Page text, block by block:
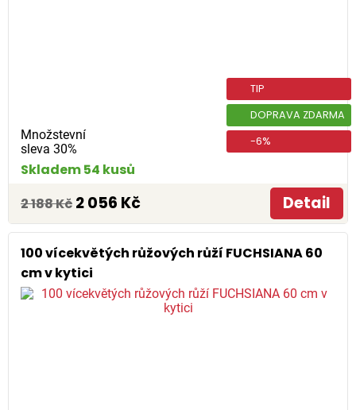
Množstevní
sleva 30%
TIP
DOPRAVA ZDARMA
-6%
Skladem 54 kusů
2 188 Kč 2 056 Kč Detail
100 vícekvětých růžových růží FUCHSIANA 60
cm v kytici